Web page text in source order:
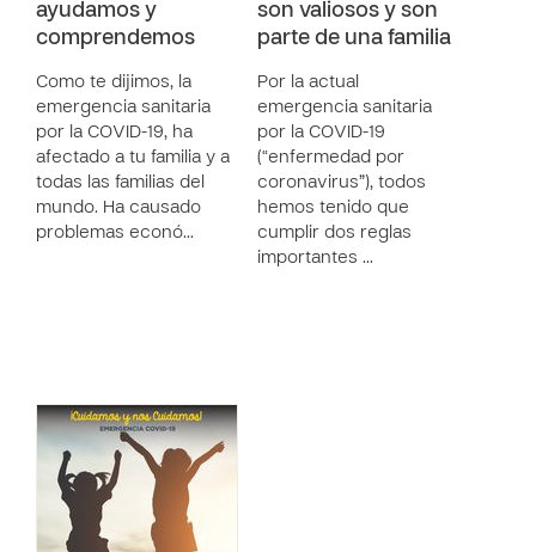
ayudamos y
comprendemos
Como te dijimos, la
emergencia sanitaria
por la COVID-19, ha
afectado a tu familia y a
todas las familias del
mundo. Ha causado
problemas econó…
son valiosos y son
parte de una familia
Por la actual
emergencia sanitaria
por la COVID-19
(“enfermedad por
coronavirus”), todos
hemos tenido que
cumplir dos reglas
importantes …